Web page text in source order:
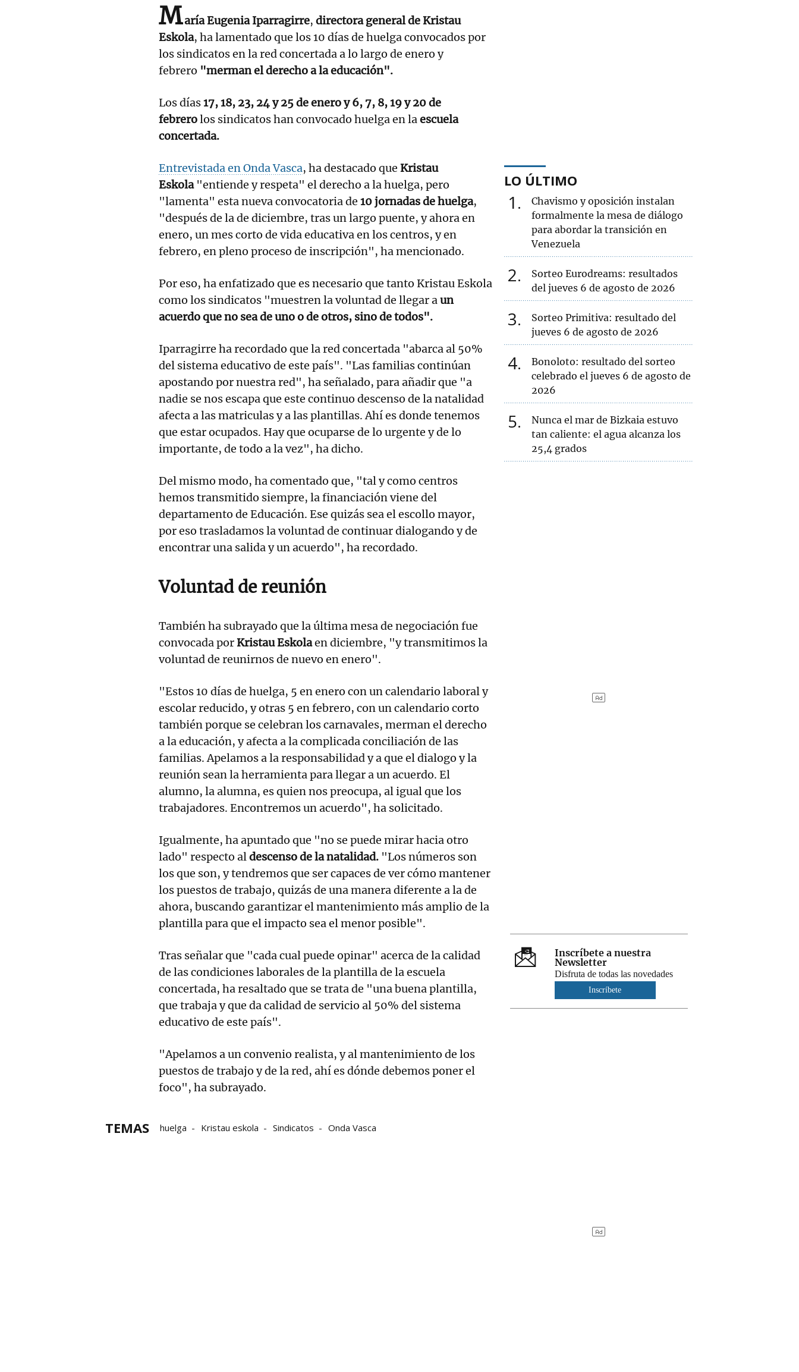
María Eugenia Iparragirre, directora general de Kristau
Eskola, ha lamentado que los 10 días de huelga convocados por
los sindicatos en la red concertada a lo largo de enero y
febrero "merman el derecho a la educación".
Los días17, 18, 23, 24 y 25 de enero y 6, 7, 8, 19 y 20 de
febrerolos sindicatos han convocado huelga en laescuela
concertada.
Entrevistada en Onda Vasca, ha destacado que Kristau
Eskola"entiende y respeta" el derecho a la huelga, pero
"lamenta" esta nueva convocatoria de 10 jornadas de huelga,
"después de la de diciembre, tras un largo puente, y ahora en
enero, un mes corto de vida educativa en los centros, y en
febrero, en pleno proceso de inscripción", ha mencionado.
Por eso, ha enfatizado que es necesario que tanto Kristau Eskola
como los sindicatos "muestren la voluntad de llegar aun
acuerdo que no sea de uno o de otros, sino de todos".
Iparragirre ha recordado que la red concertada "abarca al 50%
del sistema educativo de este país". "Las familias continúan
apostando por nuestra red", ha señalado, para añadir que "a
nadie se nos escapa que este continuo descenso de la natalidad
afecta a las matriculas y a las plantillas. Ahí es donde tenemos
que estar ocupados. Hay que ocuparse de lo urgente y de lo
importante, de todo a la vez", ha dicho.
Del mismo modo, ha comentado que, "tal y como centros
hemos transmitido siempre, la financiación viene del
departamento de Educación. Ese quizás sea el escollo mayor,
por eso trasladamos la voluntad de continuar dialogando y de
encontrar una salida y un acuerdo", ha recordado.
Voluntad de reunión
También ha subrayado que la última mesa de negociación fue
convocada porKristau Eskolaen diciembre, "y transmitimos la
voluntad de reunirnos de nuevo en enero".
"Estos 10 días de huelga, 5 en enero con un calendario laboral y
escolar reducido, y otras 5 en febrero, con un calendario corto
también porque se celebran los carnavales, merman el derecho
a la educación, y afecta a la complicada conciliación de las
familias. Apelamos a la responsabilidad y a que el dialogo y la
reunión sean la herramienta para llegar a un acuerdo. El
alumno, la alumna, es quien nos preocupa, al igual que los
trabajadores. Encontremos un acuerdo", ha solicitado.
Igualmente, ha apuntado que "no se puede mirar hacia otro
lado" respecto aldescenso de la natalidad. "Los números son
los que son, y tendremos que ser capaces de ver cómo mantener
los puestos de trabajo, quizás de una manera diferente a la de
ahora, buscando garantizar el mantenimiento más amplio de la
plantilla para que el impacto sea el menor posible".
Tras señalar que "cada cual puede opinar" acerca de la calidad
de las condiciones laborales de la plantilla de la escuela
concertada, ha resaltado que se trata de "una buena plantilla,
que trabaja y que da calidad de servicio al 50% del sistema
educativo de este país".
"Apelamos a un convenio realista, y al mantenimiento de los
puestos de trabajo y de la red, ahí es dónde debemos poner el
foco", ha subrayado.
TEMAS huelga Kristau eskola Sindicatos Onda Vasca
LO ÚLTIMO
1
Chavismo y oposición instalan
formalmente la mesa de diálogo
para abordar la transición en
Venezuela
2
Sorteo Eurodreams: resultados
del jueves 6 de agosto de 2026
3
Sorteo Primitiva: resultado del
jueves 6 de agosto de 2026
4
Bonoloto: resultado del sorteo
celebrado el jueves 6 de agosto de
2026
5
Nunca el mar de Bizkaia estuvo
tan caliente: el agua alcanza los
25,4 grados
Inscríbete a nuestra
Newsletter
Disfruta de todas las novedades
Inscríbete